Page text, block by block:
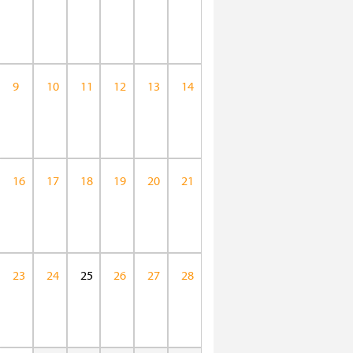
9 10 11 12 13 14
16 17 18 19 20 21
23 24 25 26 27 28